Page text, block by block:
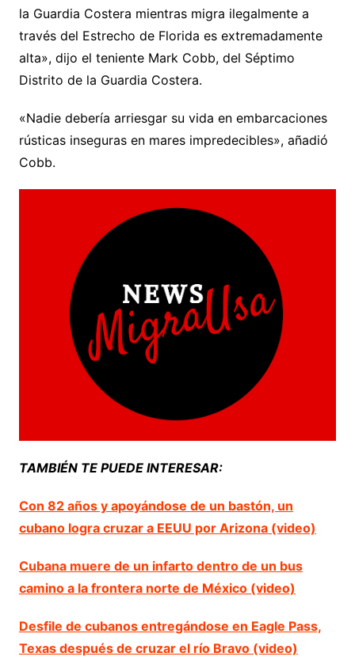
la Guardia Costera mientras migra ilegalmente a
través del Estrecho de Florida es extremadamente
alta», dijo el teniente Mark Cobb, del Séptimo
Distrito de la Guardia Costera.
«Nadie debería arriesgar su vida en embarcaciones
rústicas inseguras en mares impredecibles», añadió
Cobb.
TAMBIÉN TE PUEDE INTERESAR:
Con 82 años y apoyándose de un bastón, un
cubano logra cruzar a EEUU por Arizona (video)
Cubana muere de un infarto dentro de un bus
camino a la frontera norte de México (video)
Desfile de cubanos entregándose en Eagle Pass,
Texas después de cruzar el río Bravo (video)